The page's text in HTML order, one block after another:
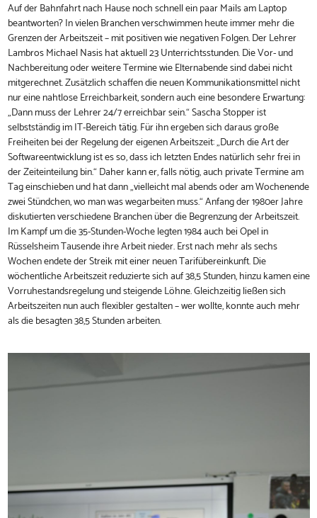
Auf der Bahnfahrt nach Hause noch schnell ein paar Mails am Laptop
beantworten? In vielen Branchen verschwimmen heute immer mehr die
Grenzen der Arbeitszeit – mit positiven wie negativen Folgen. Der Lehrer
Lambros Michael Nasis hat aktuell 23 Unterrichtsstunden. Die Vor- und
Nachbereitung oder weitere Termine wie Elternabende sind dabei nicht
mitgerechnet. Zusätzlich schaffen die neuen Kommunikationsmittel nicht
nur eine nahtlose Erreichbarkeit, sondern auch eine besondere Erwartung:
„Dann muss der Lehrer 24/7 erreichbar sein.“ Sascha Stopper ist
selbstständig im IT-Bereich tätig. Für ihn ergeben sich daraus große
Freiheiten bei der Regelung der eigenen Arbeitszeit: „Durch die Art der
Softwareentwicklung ist es so, dass ich letzten Endes natürlich sehr frei in
der Zeiteinteilung bin.“ Daher kann er, falls nötig, auch private Termine am
Tag einschieben und hat dann „vielleicht mal abends oder am Wochenende
zwei Stündchen, wo man was wegarbeiten muss.“ Anfang der 1980er Jahre
diskutierten verschiedene Branchen über die Begrenzung der Arbeitszeit.
Im Kampf um die 35-Stunden-Woche legten 1984 auch bei Opel in
Rüsselsheim Tausende ihre Arbeit nieder. Erst nach mehr als sechs
Wochen endete der Streik mit einer neuen Tarifübereinkunft. Die
wöchentliche Arbeitszeit reduzierte sich auf 38,5 Stunden, hinzu kamen eine
Vorruhestandsregelung und steigende Löhne. Gleichzeitig ließen sich
Arbeitszeiten nun auch flexibler gestalten – wer wollte, konnte auch mehr
als die besagten 38,5 Stunden arbeiten.